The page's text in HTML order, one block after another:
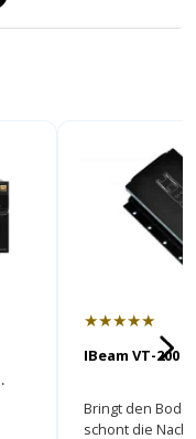
★★★★★
IBeam VT-200
Bringt den
schont die